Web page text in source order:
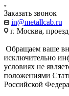
Заказать звонок
in@metallcab.ru
г. Москва,
Обращаем ваше
исключительно
условиях не
положениями
Российской